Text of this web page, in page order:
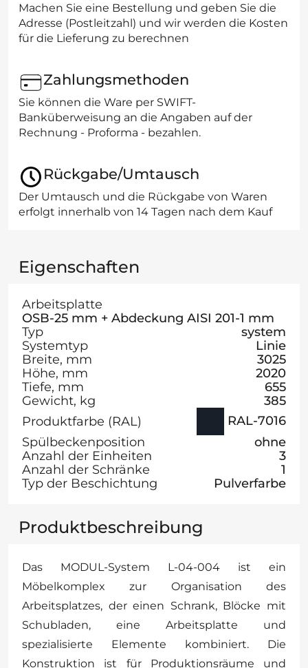
Machen Sie eine Bestellung und geben Sie die
Adresse (Postleitzahl) und wir werden die Kosten
für die Lieferung zu berechnen
Zahlungsmethoden
Sie können die Ware per SWIFT-
Banküberweisung an die Angaben auf der
Rechnung - Proforma - bezahlen.
Rückgabe/Umtausch
Der Umtausch und die Rückgabe von Waren
erfolgt innerhalb von 14 Tagen nach dem Kauf
Eigenschaften
Arbeitsplatte
OSB-25 mm + Abdeckung AISI 201-1 mm
Typ
system
Systemtyp
Linie
Breite, mm
3025
Höhe, mm
2020
Tiefe, mm
655
Gewicht, kg
385
Produktfarbe (RAL)
RAL-7016
Spülbeckenposition
ohne
Anzahl der Einheiten
3
Anzahl der Schränke
1
Typ der Beschichtung
Pulverfarbe
Produktbeschreibung
Das MODUL-System L-04-004 ist ein
Möbelkomplex zur Organisation des
Arbeitsplatzes, der einen Schrank, Blöcke mit
Schubladen, eine Arbeitsplatte und
spezialisierte Elemente kombiniert. Die
Konstruktion ist für Produktionsräume und